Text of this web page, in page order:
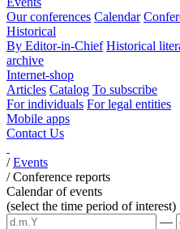
Our conferences Calendar
Historical
By Editor-in-Chief Historical
archive
Internet-shop
Articles Catalog To subscribe
For individuals For legal entities
Mobile apps
Contact Us
/Events
/Conference reports
Calendar of events
(select the time period of interest)
—